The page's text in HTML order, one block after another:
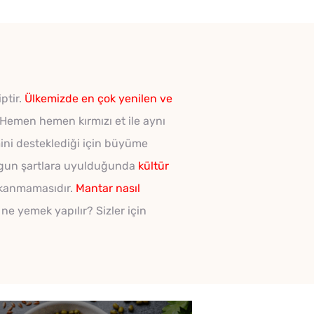
Ülkemizde en çok yenilen ve
hemen kırmızı et ile aynı
desteklediği için büyüme
şartlara uyulduğunda kültür
Mantar nasıl
yemek yapılır? Sizler için